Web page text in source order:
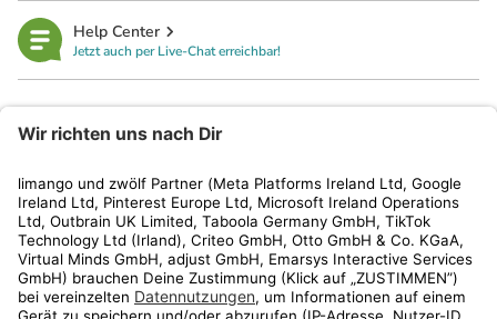
Help Center
Jetzt auch per Live-Chat erreichbar!
Kundenservice
Shop
Aktionen